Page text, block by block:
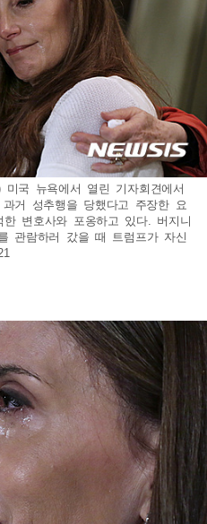
미국 뉴욕에서 열린 기자회견에서
거 성추행을 당했다고 주장한 요
한 변호사와 포옹하고 있다. 버지니
관람하러 갔을 때 트럼프가 자신